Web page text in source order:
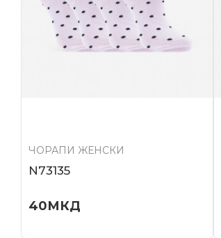
ЧОРАПИ ЖЕНСКИ
N73135
40МКД